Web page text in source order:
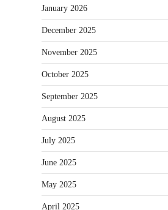
January 2026
December 2025
November 2025
October 2025
September 2025
August 2025
July 2025
June 2025
May 2025
April 2025